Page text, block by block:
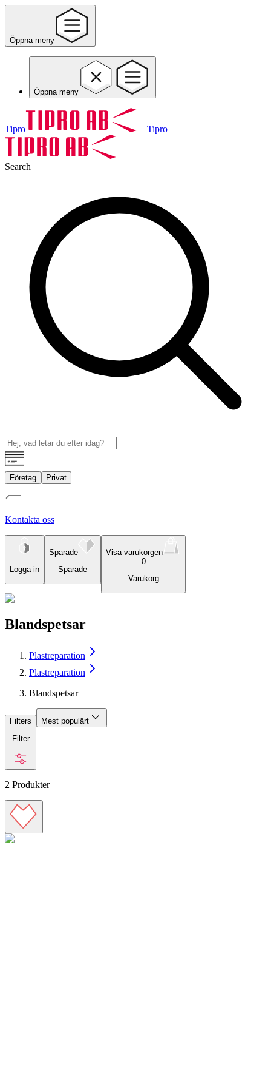
Öppna meny
Öppna meny
Tipro Tipro
Search
Företag Privat
Kontakta oss
Logga in
Sparade
Sparade
Visa varukorgen
0
Varukorg
Blandspetsar
Plastreparation
Plastreparation
Blandspetsar
Filters
Filter
Mest populärt
2 Produkter